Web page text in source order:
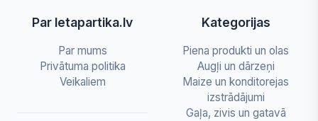
Par letapartika.lv
Par mums
Privātuma politika
Veikaliem
Kategorijas
Piena produkti un olas
Augļi un dārzeņi
Maize un konditorejas
izstrādājumi
Gaļa, zivis un gatavā